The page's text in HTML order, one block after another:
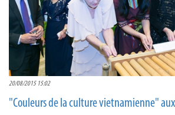
20/08/2015 15:02
"Couleurs de la culture vietnamienne"